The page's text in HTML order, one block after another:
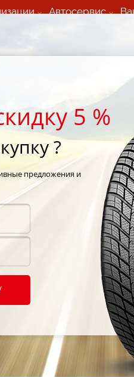
Автосервис
45 R17 91V
91V
5 %
?
предложения и